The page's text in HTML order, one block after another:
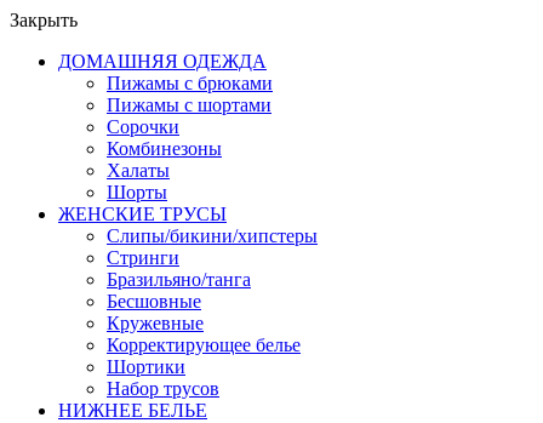
Закрыть
ДОМАШНЯЯ ОДЕЖДА
Пижамы с брюками
Пижамы с шортами
Сорочки
Комбинезоны
Халаты
Шорты
ЖЕНСКИЕ ТРУСЫ
Слипы/бикини/хипстеры
Стринги
Бразильяно/танга
Бесшовные
Кружевные
Корректирующее белье
Шортики
Набор трусов
НИЖНЕЕ БЕЛЬЕ